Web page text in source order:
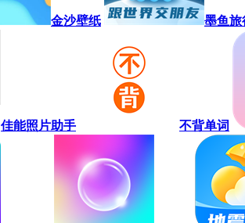
金沙壁纸 墨鱼旅
佳能照片助手 不背单词